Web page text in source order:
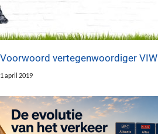
Voorwoord vertegenwoordiger VIW
1 april 2019